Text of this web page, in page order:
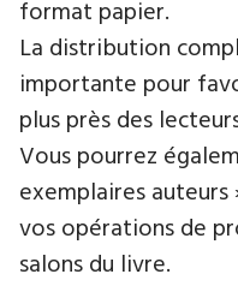
format papier.
La distribution
importante pour
plus près des
Vous pourrez
exemplaires
vos opérations de
salons du livre.